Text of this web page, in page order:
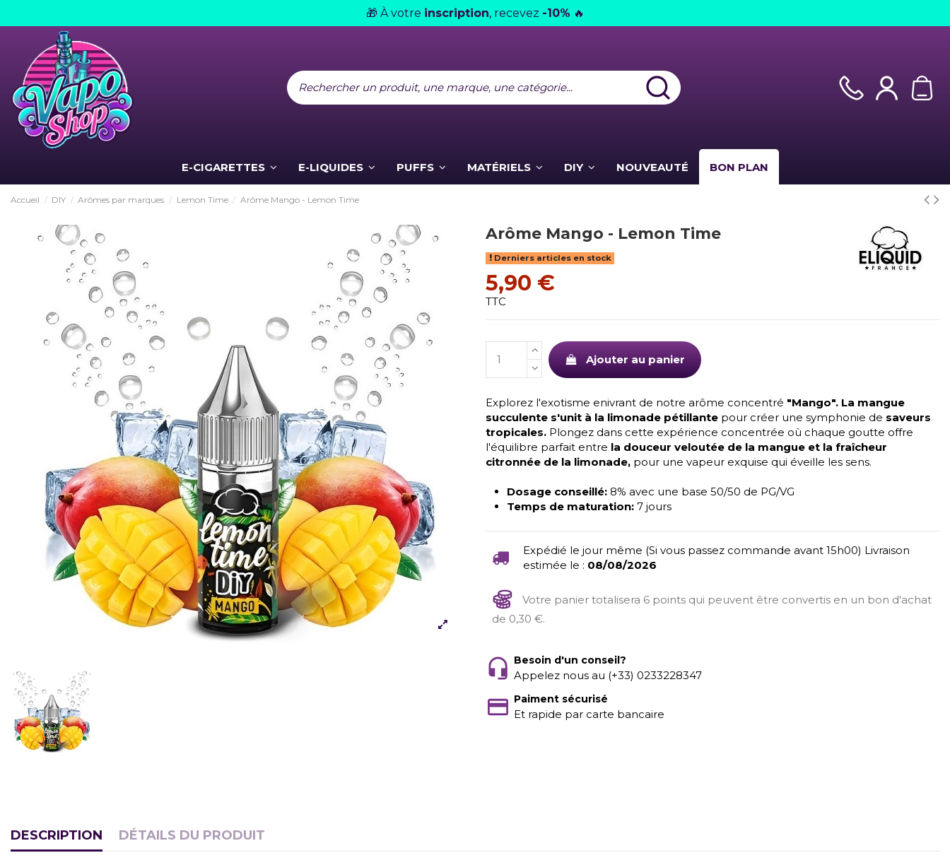
🎁 À votre inscription, recevez -10% 🔥
E-CIGARETTES E-LIQUIDES PUFFS MATÉRIELS DIY NOUVEAUTÉ BON PLAN
Accueil DIY Arômes par marques Lemon Time Arôme Mango - Lemon Time
Arôme Mango - Lemon Time
Derniers articles en stock
5,90 €
TTC
Ajouter au panier
Explorez l'exotisme enivrant de notre arôme concentré "Mango". La mangue
succulente s'unit à la limonade pétillante pour créer une symphonie de saveurs
tropicales. Plongez dans cette expérience concentrée où chaque goutte offre
l'équilibre parfait entre la douceur veloutée de la mangue et la fraîcheur
citronnée de la limonade, pour une vapeur exquise qui éveille les sens.
Dosage conseillé: 8% avec une base 50/50 de PG/VG
Temps de maturation: 7 jours
Expédié le jour même (Si vous passez commande avant 15h00) Livraison
estimée le : 08/08/2026
Votre panier totalisera 6 points qui peuvent être convertis en un bon d'achat
de 0,30 €.
Besoin d'un conseil?
Appelez nous au (+33) 0233228347
Paiment sécurisé
Et rapide par carte bancaire
DESCRIPTION DÉTAILS DU PRODUIT